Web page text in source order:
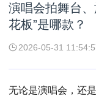
演唱会拍舞台
花板”是哪款？
2026-05-31
无论是演唱会，还